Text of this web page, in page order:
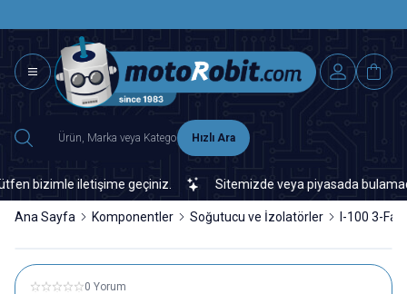
Hızlı Ara
bizimle iletişime geçiniz. Sitemizde veya piyasada
Ana Sayfa Komponentler Soğutucu ve İzolatörler I-100 3-
0 Yorum